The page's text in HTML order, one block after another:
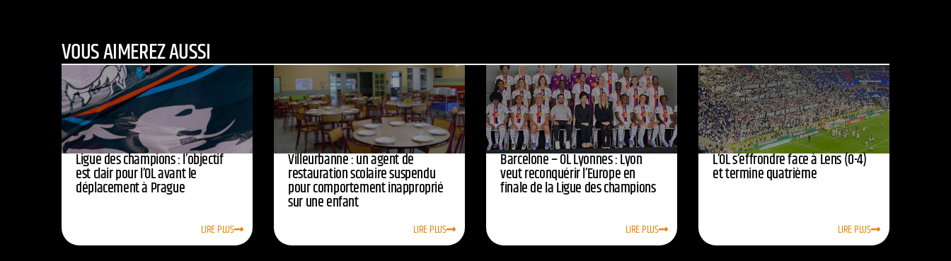
VOUS AIMEREZ AUSSI
Ligue des champions : l’objectif
est clair pour l’OL avant le
déplacement à Prague
LIRE PLUS
Villeurbanne : un agent de
restauration scolaire suspendu
pour comportement inapproprié
sur une enfant
LIRE PLUS
Barcelone – OL Lyonnes : Lyon
veut reconquérir l’Europe en
finale de la Ligue des champions
LIRE PLUS
L’OL s’effrondre face à Lens (0-4)
et termine quatrième
LIRE PLUS